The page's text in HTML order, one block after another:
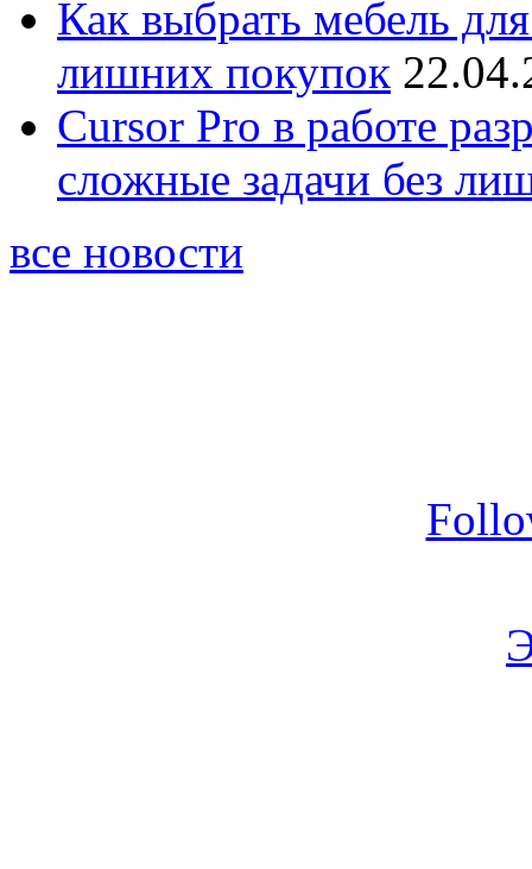
Как выбрать мебель
лишних покупок
Cursor Pro в работе
сложные задачи без
все новости